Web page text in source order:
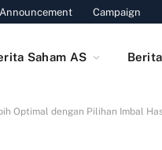
Announcement Campaign
Saham AS
Optimal dengan Pilihan Imbal